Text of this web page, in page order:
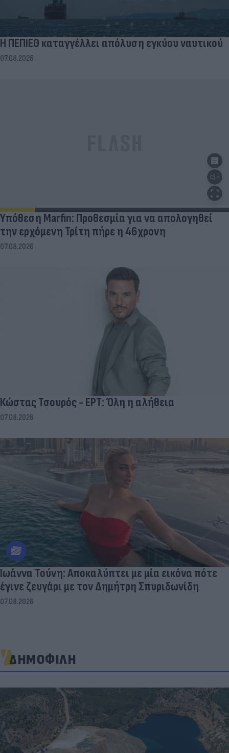
Η ΠΕΠΙΕΘ καταγγέλλει απόλυση εγκύου ναυτικού
07.08.2026
Υπόθεση Marfin: Προθεσμία για να απολογηθεί
την ερχόμενη Τρίτη πήρε η 46χρονη
07.08.2026
Κώστας Τσουρός - ΕΡΤ: Όλη η αλήθεια
07.08.2026
Ιωάννα Τούνη: Αποκαλύπτει με μία εικόνα πότε
έγινε ζευγάρι με τον Δημήτρη Σπυριδωνίδη
07.08.2026
ΔΗΜΟΦΙΛΗ